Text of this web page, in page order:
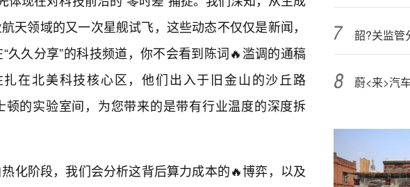
天领域的又一次星舰试飞，这些动态不仅仅是新闻，
久久分享”的科技频道，你不会看到陈词🔥滥调的通稿
在北美科技核心区，他们出入于旧金山的沙丘路
顿的实验室间，为您带来的是带有行业温度的深度拆
化阶段，我们会分析这背后算力成本的🔥博弈，以及